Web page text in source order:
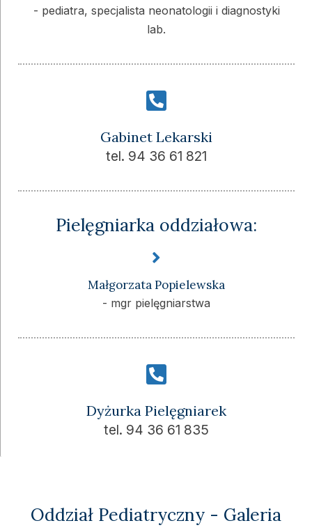
- pediatra, specjalista neonatologii i diagnostyki
lab.
Gabinet Lekarski
tel. 94 36 61 821
Pielęgniarka oddziałowa:
Małgorzata Popielewska
- mgr pielęgniarstwa
Dyżurka Pielęgniarek
tel. 94 36 61 835
Oddział Pediatryczny - Galeria